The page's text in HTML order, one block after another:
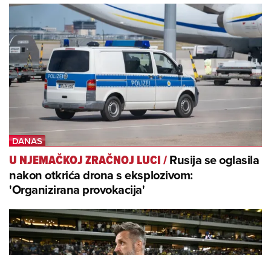
U NJEMAČKOJ ZRAČNOJ LUCI/Rusija se oglasila
nakon otkrića drona s eksplozivom:
'Organizirana provokacija'